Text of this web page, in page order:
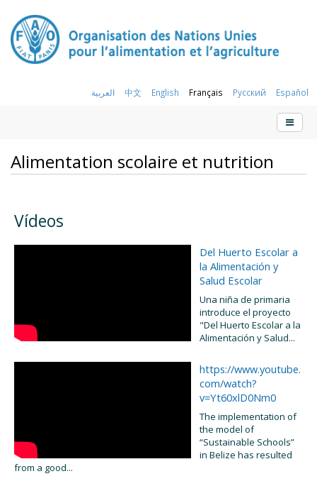
العربية 中文 English Français Русский Español
Alimentation scolaire et nutrition
Vídeos
Del Huerto Escolar a
la Alimentación y
Salud Escolar
Una niña de primaria
introduce el proyecto
"Del Huerto Escolar a la
Alimentación y Salud...
https://www.youtube.
com/watch?
v=Yt60xlD0Nm0
The implementation of
the model of
“Sustainable Schools”
in Belize has resulted
from a good...